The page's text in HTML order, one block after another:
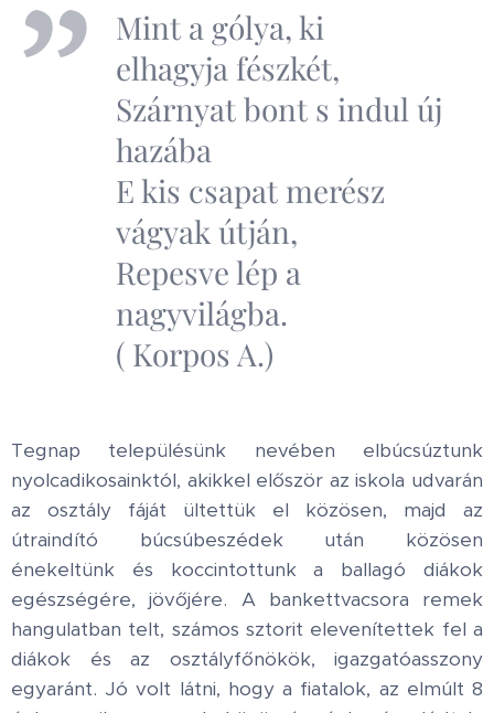
Mint a gólya, ki
elhagyja fészkét,
Szárnyat bont s indul új
hazába
E kis csapat merész
vágyak útján,
Repesve lép a
nagyvilágba.
( Korpos A.)
Tegnap településünk nevében elbúcsúztunk
nyolcadikosainktól, akikkel először az iskola udvarán
az osztály fáját ültettük el közösen, majd az
útraindító búcsúbeszédek után közösen
énekeltünk és koccintottunk a ballagó diákok
egészségére, jövőjére. A bankettvacsora remek
hangulatban telt, számos sztorit elevenítettek fel a
diákok és az osztályfőnökök, igazgatóasszony
egyaránt. Jó volt látni, hogy a fiatalok, az elmúlt 8